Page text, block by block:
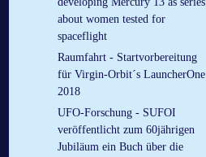
about women tested for
spaceflight
Raumfahrt - Startvorbereitung
für Virgin-Orbit´s LauncherOne
2018
UFO-Forschung - SUFOI
veröffentlicht zum 60jährigen
Jubiläum ein Buch über die